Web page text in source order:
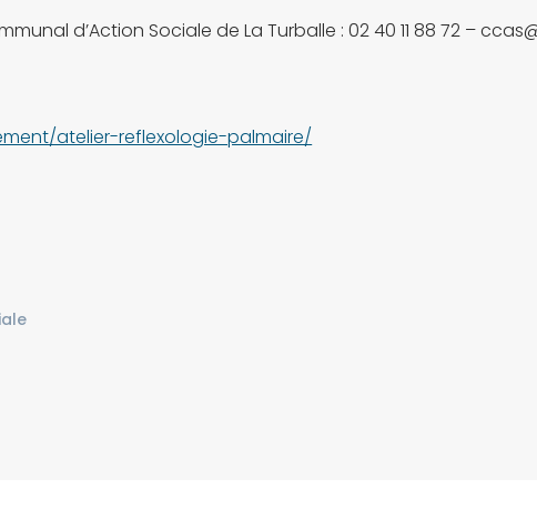
d’Action Sociale de La Turballe : 02 40 11 88 72 –
atelier-reflexologie-palmaire/